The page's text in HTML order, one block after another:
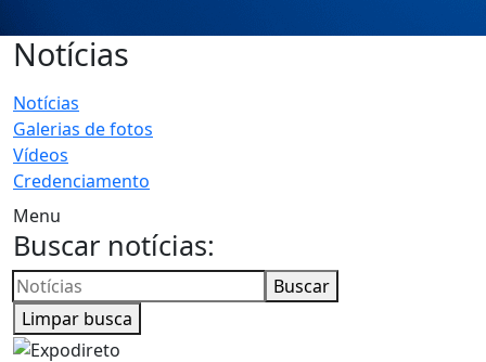
Notícias
Notícias
Galerias de fotos
Vídeos
Credenciamento
Menu
Buscar notícias:
Buscar
Limpar busca